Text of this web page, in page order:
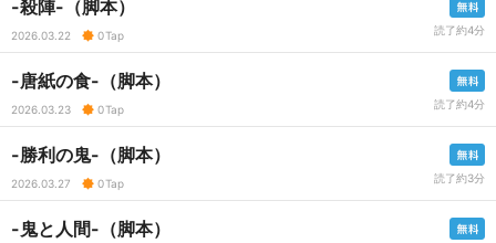
-殺陣-（脚本）
2026.03.22 0Tap 読了約4分
-唐紙の食-（脚本）
2026.03.23 0Tap 読了約4分
-勝利の鬼-（脚本）
2026.03.27 0Tap 読了約3分
-鬼と人間-（脚本）